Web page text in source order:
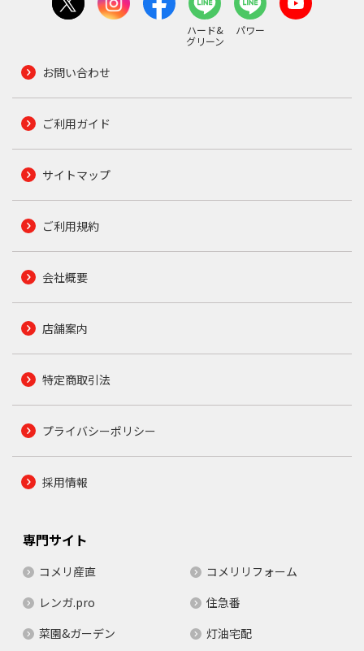
ハード&
グリーン
パワー
お問い合わせ
ご利用ガイド
サイトマップ
ご利用規約
会社概要
店舗案内
特定商取引法
プライバシーポリシー
採用情報
専門サイト
コメリ産直
コメリリフォーム
レンガ.pro
住急番
菜園&ガーデン
灯油宅配